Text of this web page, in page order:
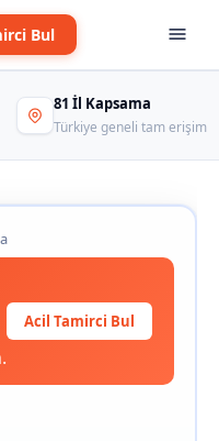
Bul
81 İl Kapsama
Türkiye geneli tam erişim
Acil Tamirci Bul